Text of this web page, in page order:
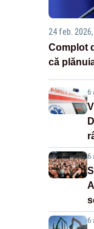
24 feb.
Complot
că
6
6
6